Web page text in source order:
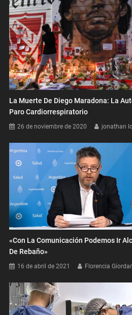
La Muerte De Diego Maradona: La
Paro Cardiorrespiratorio
26 de noviembre de 2020 jonathan
«Con La Comunicación Podemos Ir
De Rebaño»
16 de abril de 2021 Florencia